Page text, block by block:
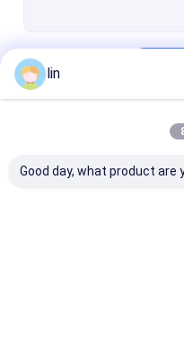
couvertures de cartes
lin
Good day, what product are